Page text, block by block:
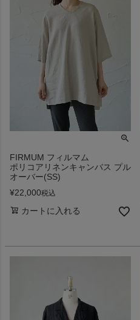
FIRMUM フィルマム
ポリコアリネンキャンバス プル
オーバー(SS)
¥22,000税込
カートに入れる